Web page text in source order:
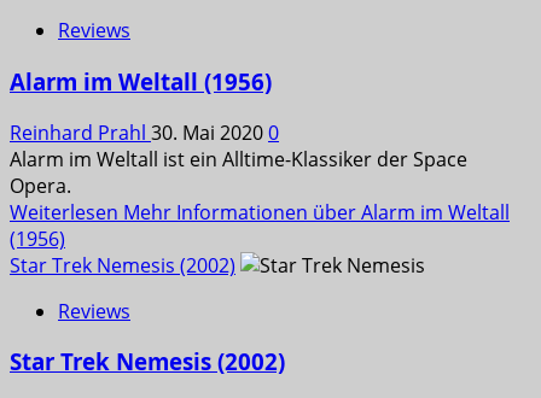
Reviews
Alarm im Weltall (1956)
Reinhard Prahl 30. Mai 20200
Alarm im Weltall ist ein Alltime-Klassiker der Space
Opera.
Weiterlesen Mehr Informationen über Alarm im Weltall
(1956)
Star Trek Nemesis (2002)
Reviews
Star Trek Nemesis (2002)